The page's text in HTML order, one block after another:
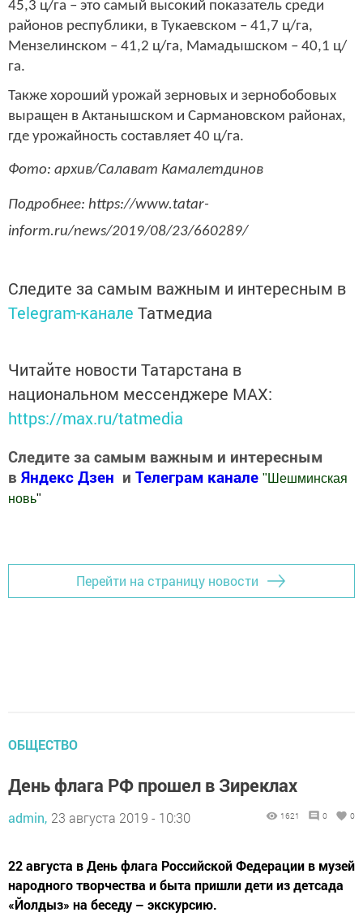
45,3 ц/га – это самый высокий показатель среди
районов республики, в Тукаевском – 41,7 ц/га,
Мензелинском – 41,2 ц/га, Мамадышском – 40,1 ц/
га.
Также хороший урожай зерновых и зернобобовых
выращен в Актанышском и Сармановском районах,
где урожайность составляет 40 ц/га.
Фото: архив/Салават Камалетдинов
Подробнее: https://www.tatar-
inform.ru/news/2019/08/23/660289/
Следите за самым важным и интересным в
Telegram-канале Татмедиа
Читайте новости Татарстана в
национальном мессенджере MАХ:
https://max.ru/tatmedia
Следите за самым важным и интересным
в Яндекс Дзен и Телеграм канале " Шешминская
новь"
Перейти на страницу новости
ОБЩЕСТВО
День флага РФ прошел в Зиреклах
admin, 23 августа 2019 - 10:30 1621 0 0
22 августа в День флага Российской Федерации в музей
народного творчества и быта пришли дети из детсада
«Йолдыз» на беседу – экскурсию.